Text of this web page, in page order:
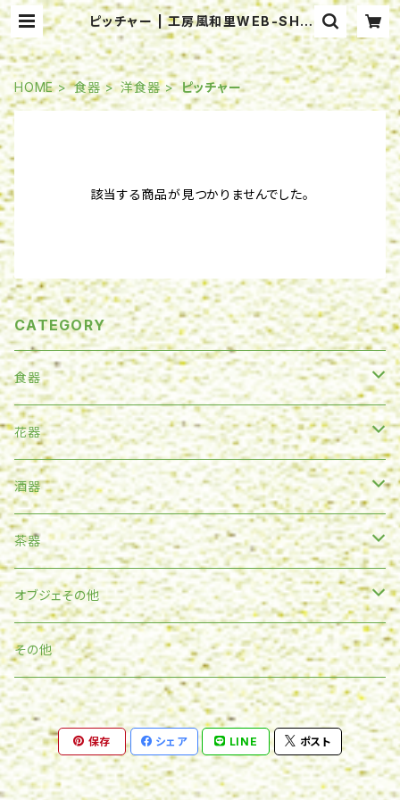
ピッチャー | 工房風和里WEB-SHO
P
HOME 食器 洋食器 ピッチャー
該当する商品が見つかりませんでした。
CATEGORY
食器
ボール
カップ
フリーカップ
和食器
鉢類
ご飯茶碗
皿
片口
水注
洋食器
皿
コーヒーカップ
ボウル
そのほか
抹茶碗
ゴブレット
皿
花器
一輪挿
筒花入
壷
その他花器
酒器
酒注
ぐい呑
徳利
ビアマグ
フリーカップ
茶器
湯呑
マグカップ
コーヒーカップ
フリーカップ
オブジェその他
スタチュウ
壁面用
人形
その他
保存 シェア LINE ポスト